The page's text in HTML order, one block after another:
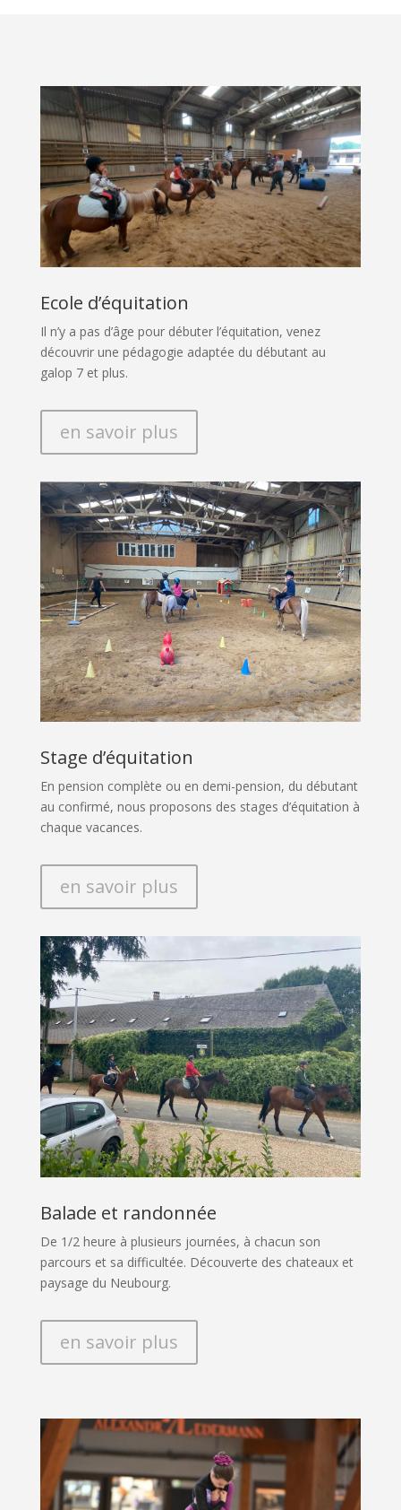
Ecole d’équitation
Il n’y a pas d’âge pour débuter l’équitation, venez
découvrir une pédagogie adaptée du débutant au
galop 7 et plus.
en savoir plus
Stage d’équitation
En pension complète ou en demi-pension, du débutant
au confirmé, nous proposons des stages d’équitation à
chaque vacances.
en savoir plus
Balade et randonnée
De 1/2 heure à plusieurs journées, à chacun son
parcours et sa difficultée. Découverte des chateaux et
paysage du Neubourg.
en savoir plus